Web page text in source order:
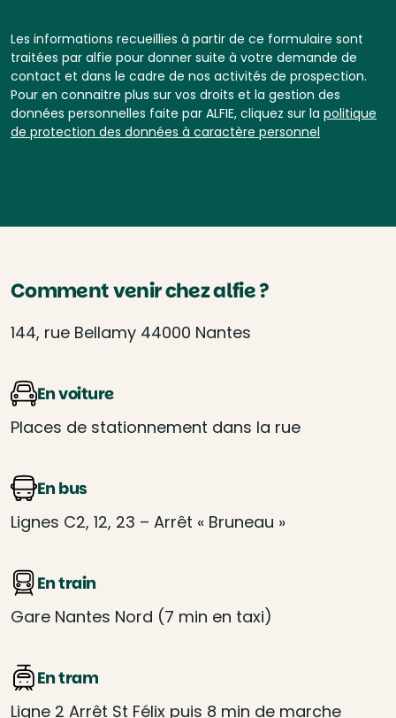
Les informations recueillies à partir de ce formulaire sont
traitées par alfie pour donner suite à votre demande de
contact et dans le cadre de nos activités de prospection.
Pour en connaitre plus sur vos droits et la gestion des
données personnelles faite par ALFIE, cliquez sur la politique
de protection des données à caractère personnel
Comment venir chez alfie ?
144, rue Bellamy 44000 Nantes
En voiture
Places de stationnement dans la rue
En bus
Lignes C2, 12, 23 – Arrêt « Bruneau »
En train
Gare Nantes Nord (7 min en taxi)
En tram
Ligne 2 Arrêt St Félix puis 8 min de marche